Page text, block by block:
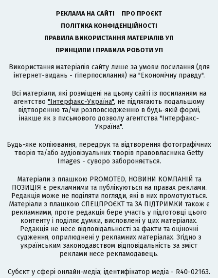
РЕКЛАМА НА САЙТІ
ПРО ПРОЄКТ
ПОЛІТИКА КОНФІДЕНЦІЙНОСТІ
ПРАВИЛА ВИКОРИСТАННЯ МАТЕРІАЛІВ УП
ПРИНЦИПИ І ПРАВИЛА РОБОТИ УП
Використання матеріалів сайту лише за умови посилання (для
інтернет-видань - гіперпосилання) на "Економічну правду".
Всі матеріали, які розміщені на цьому сайті із посиланням на
агентство "Інтерфакс-Україна", не підлягають подальшому
відтворенню та/чи розповсюдженню в будь-якій формі,
інакше як з письмового дозволу агентства "Інтерфакс-
Україна".
Будь-яке копіювання, передрук та відтворення фотографічних
творів та/або аудіовізуальних творів правовласника Getty
Images - суворо забороняється.
Матеріали з плашкою PROMOTED, НОВИНИ КОМПАНІЙ та
ПОЗИЦІЯ є рекламними та публікуються на правах реклами.
Редакція може не поділяти погляди, які в них промотуються.
Матеріали з плашкою СПЕЦПРОЄКТ та ЗА ПІДТРИМКИ також є
рекламними, проте редакція бере участь у підготовці цього
контенту і поділяє думки, висловлені у цих матеріалах.
Редакція не несе відповідальності за факти та оціночні
судження, оприлюднені у рекламних матеріалах. Згідно з
українським законодавством відповідальність за зміст
реклами несе рекламодавець.
Cубєкт у сфері онлайн-медіа; ідентифікатор медіа - R40-02163.